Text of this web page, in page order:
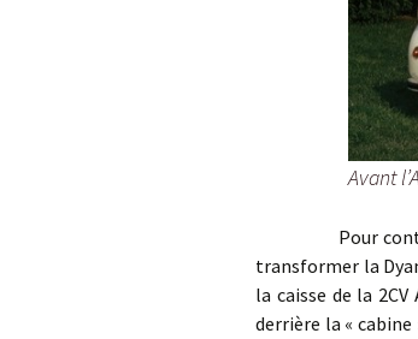
Avant
Pour contrer la
transformer la
la caisse de la
derrière la «